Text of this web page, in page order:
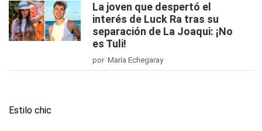
La joven que despertó el
interés de Luck Ra tras su
separación de La Joaqui: ¡No
es Tuli!
por María Echegaray
Estilo chic